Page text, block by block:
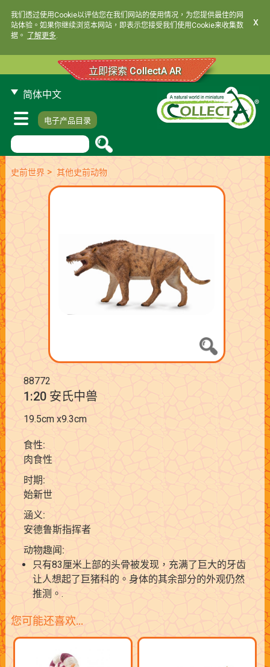
我们透过使用Cookie以评估您在我们网站的使用情况，为您提供最佳的网
站体验。如果你继续浏览本网站，即表示您接受我们使用Cookie来收集数
据。
了解更多.
x
立即探索 CollectA AR
简体中文
电子产品目录
史前世界> 其他史前动物
88772
1:20 安氏中兽
19.5cm x9.3cm
食性:
肉食性
时期:
始新世
涵义:
安德鲁斯指挥者
动物趣闻:
只有83厘米上部的头骨被发现，充满了巨大的牙齿
让人想起了巨猪科的。身体的其余部分的外观仍然
推测。.
您可能还喜欢…